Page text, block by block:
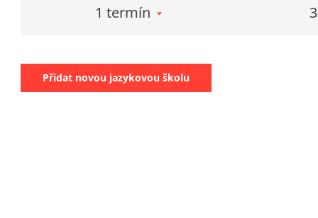
1 termín
Přidat novou jazykovou školu